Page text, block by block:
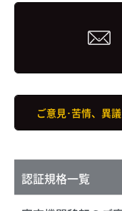
ご意見･苦情、異
認証規格一覧